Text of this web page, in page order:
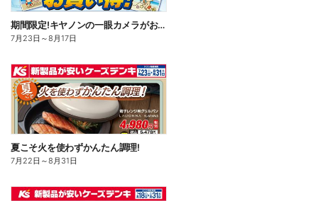
期間限定!キヤノンの一眼カメラがお買い得!
7月23日 ～8月17日
夏こそ火を使わずかんたん調理!
7月22日 ～8月31日